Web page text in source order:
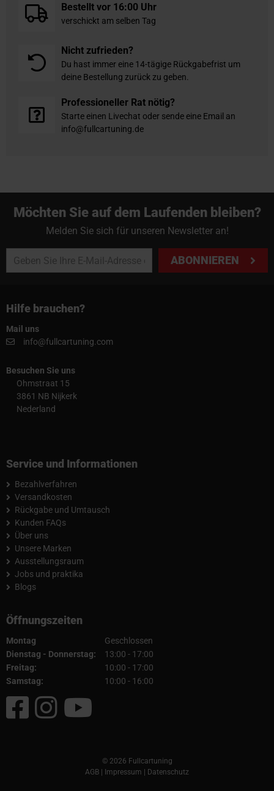
Bestellt vor 16:00 Uhr
verschickt am selben Tag
Nicht zufrieden?
Du hast immer eine 14-tägige Rückgabefrist um
deine Bestellung zurück zu geben.
Professioneller Rat nötig?
Starte einen Livechat oder sende eine Email an
info@fullcartuning.de
Möchten Sie auf dem Laufenden bleiben?
Melden Sie sich für unseren Newsletter an!
ABONNIEREN
Hilfe brauchen?
Mail uns
info@fullcartuning.com
Besuchen Sie uns
Ohmstraat 15
3861 NB Nijkerk
Nederland
Service und Informationen
Bezahlverfahren
Versandkosten
Rückgabe und Umtausch
Kunden FAQs
Über uns
Unsere Marken
Ausstellungsraum
Jobs und praktika
Blogs
Öffnungszeiten
Montag
Geschlossen
Dienstag - Donnerstag:
13:00 - 17:00
Freitag:
10:00 - 17:00
Samstag:
10:00 - 16:00
© 2026 Fullcartuning
AGB
Impressum Datenschutz